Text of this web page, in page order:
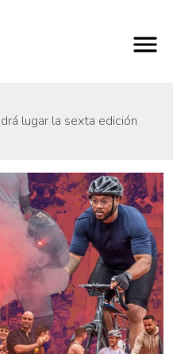
lugar la sexta edición